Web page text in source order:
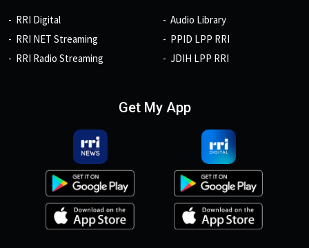
RRI Digital
RRI NET Streaming
RRI Radio Streaming
Audio Library
PPID LPP RRI
JDIH LPP RRI
Get My App